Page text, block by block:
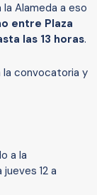
Alameda a eso
entre Plaza
las 13 horas.
la convocatoria y
a la
12 a